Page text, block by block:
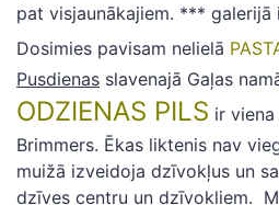
pat visjaunākajiem. ***
Dosimies pavisam nelielā
Pusdienas slavenajā Gaļas
ODZIENAS PILS ir
Brimmers. Ēkas liktenis nav
muižā izveidoja dzīvokļus un
dzīves centru un dzīvokļiem.